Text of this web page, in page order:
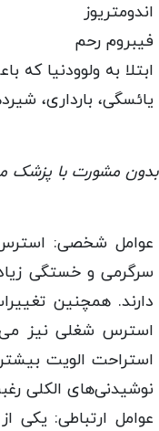
اندومتریوز
فیبروم رحم
ابتلا به ولوودنیا
یائسگی، بارداری،
مشورت با پزشک
عوامل شخصی: استرس
سرگرمی و خستگی
دارند. همچنین
استرس شغلی نیز می
استراحت الویت
نوشیدنی‌های الکلی
عوامل ارتباطی: یکی